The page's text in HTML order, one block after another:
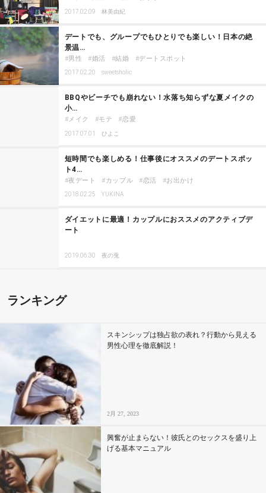
2017.02.09 林美由紀
デートでも、グループでもひとりでも楽しい！日本の絶
景温…
男性 婚活 結婚 デートスポット
2017.02.20 sweetsholic
BBQやビーチでも崩れない！水落ち知らずな夏メイクの
小…
メイク モテ 恋愛
2017.07.01 ひよこ
短時間でも楽しめる！仕事後にオススメのデートスポッ
ト4…
夜デート カップル 恋活 お出かけ
2018.02.25 YUKINA
ダイエットに最適！カップルにおススメのアクティブデ
ート
2019.06.30 夜の兎
ランキング
スキンシップは独占欲の表れ？行動から見える
男性心理を徹底解説！
2月 27, 2023
興奮が止まらない！彼氏とのセックスを盛り上
げる基本マニュアル